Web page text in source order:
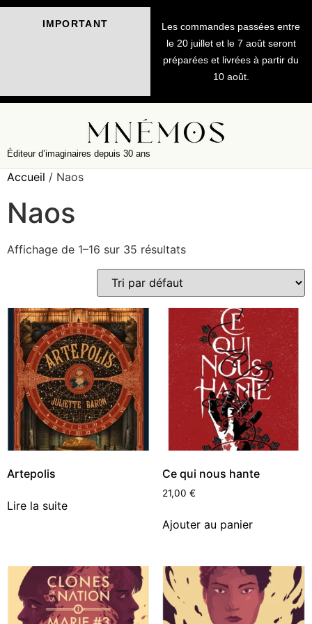
IMPORTANT
Les commandes passées entre
le 20 juillet et le 7 août seront
préparées et livrées à partir du
10 août.
Éditeur d’imaginaires depuis 30 ans
Accueil / Naos
Naos
Affichage de 1–16 sur 35 résultats
Artepolis
Lire la suite
Ce qui nous hante
21,00 €
Ajouter au panier